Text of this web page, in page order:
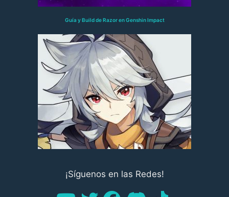
Guía y Build de Razor en Genshin Impact
¡Síguenos en las Redes!